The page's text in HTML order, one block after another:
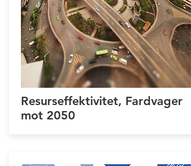
Resurseffektivitet, Fardvager
mot 2050